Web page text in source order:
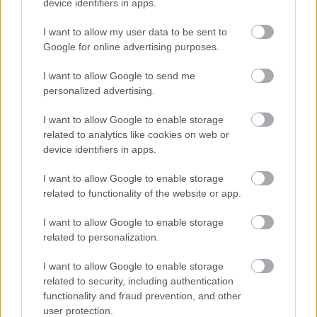
device identifiers in apps.
I want to allow my user data to be sent to
Google for online advertising purposes.
I want to allow Google to send me
personalized advertising.
I want to allow Google to enable storage
related to analytics like cookies on web or
device identifiers in apps.
I want to allow Google to enable storage
related to functionality of the website or app.
I want to allow Google to enable storage
related to personalization.
I want to allow Google to enable storage
related to security, including authentication
functionality and fraud prevention, and other
user protection.
narancsfilé
Itt az ősz, mit érdemes majd kóstolni a
Borfesztiválon?